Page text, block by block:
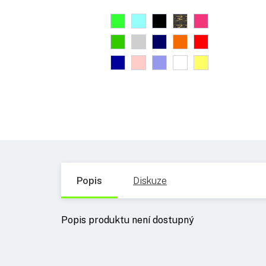
Popis Diskuze
Popis produktu není dostupný